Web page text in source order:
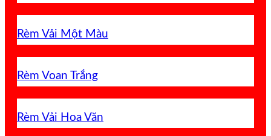
Rèm Vải Một Màu
Rèm Voan Trắng
Rèm Vải Hoa Văn